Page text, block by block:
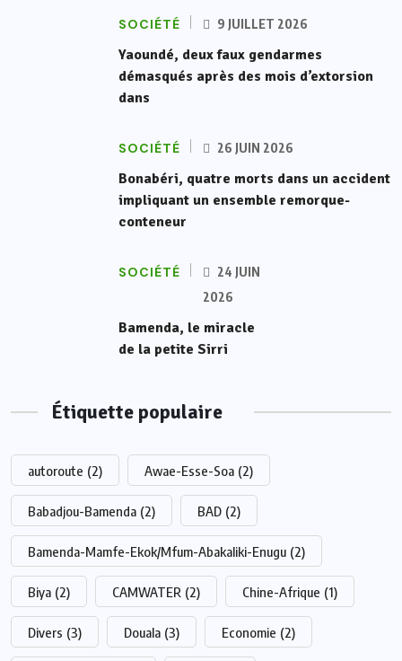
SOCIÉTÉ 9 JUILLET 2026
Yaoundé, deux faux gendarmes
démasqués après des mois d’extorsion
dans
SOCIÉTÉ 26 JUIN 2026
Bonabéri, quatre morts dans un accident
impliquant un ensemble remorque-
conteneur
SOCIÉTÉ
24 JUIN
2026
Bamenda, le miracle
de la petite Sirri
Étiquette populaire
autoroute (2) Awae-Esse-Soa (2)
Babadjou-Bamenda (2) BAD (2)
Bamenda-Mamfe-Ekok/Mfum-Abakaliki-Enugu (2)
Biya (2) CAMWATER (2) Chine-Afrique (1)
Divers (3) Douala (3) Economie (2)